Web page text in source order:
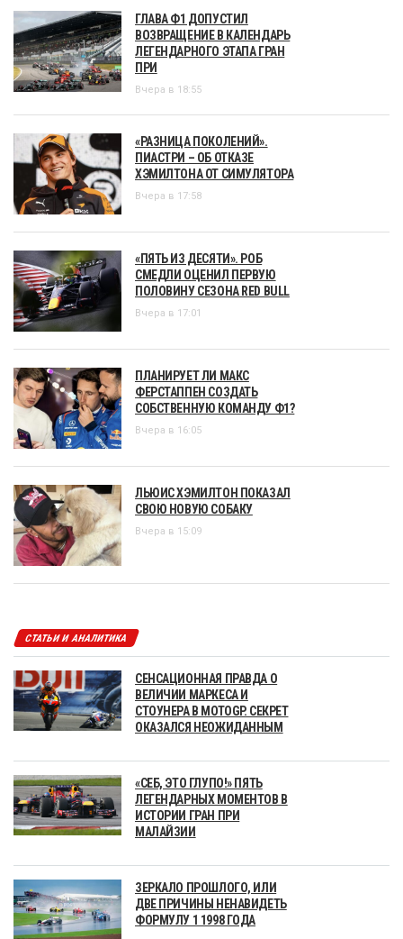
ГЛАВА Ф1 ДОПУСТИЛ
ВОЗВРАЩЕНИЕ В КАЛЕНДАРЬ
ЛЕГЕНДАРНОГО ЭТАПА ГРАН
ПРИ
Вчера в 18:55
«РАЗНИЦА ПОКОЛЕНИЙ».
ПИАСТРИ – ОБ ОТКАЗЕ
ХЭМИЛТОНА ОТ СИМУЛЯТОРА
Вчера в 17:58
«ПЯТЬ ИЗ ДЕСЯТИ». РОБ
СМЕДЛИ ОЦЕНИЛ ПЕРВУЮ
ПОЛОВИНУ СЕЗОНА RED BULL
Вчера в 17:01
ПЛАНИРУЕТ ЛИ МАКС
ФЕРСТАППЕН СОЗДАТЬ
СОБСТВЕННУЮ КОМАНДУ Ф1?
Вчера в 16:05
ЛЬЮИС ХЭМИЛТОН ПОКАЗАЛ
СВОЮ НОВУЮ СОБАКУ
Вчера в 15:09
СТАТЬИ И АНАЛИТИКА
СЕНСАЦИОННАЯ ПРАВДА О
ВЕЛИЧИИ МАРКЕСА И
СТОУНЕРА В MOTOGP. СЕКРЕТ
ОКАЗАЛСЯ НЕОЖИДАННЫМ
«СЕБ, ЭТО ГЛУПО!» ПЯТЬ
ЛЕГЕНДАРНЫХ МОМЕНТОВ В
ИСТОРИИ ГРАН ПРИ
МАЛАЙЗИИ
ЗЕРКАЛО ПРОШЛОГО, ИЛИ
ДВЕ ПРИЧИНЫ НЕНАВИДЕТЬ
ФОРМУЛУ 1 1998 ГОДА